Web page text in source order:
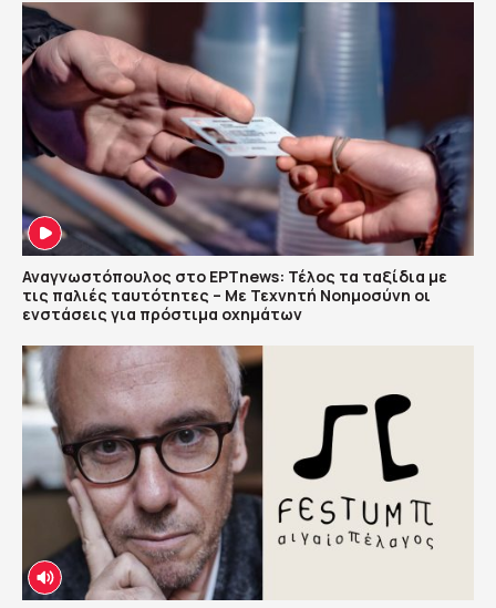
Αναγνωστόπουλος στο ΕΡΤnews: Τέλος τα ταξίδια με
τις παλιές ταυτότητες – Με Τεχνητή Νοημοσύνη οι
ενστάσεις για πρόστιμα οχημάτων